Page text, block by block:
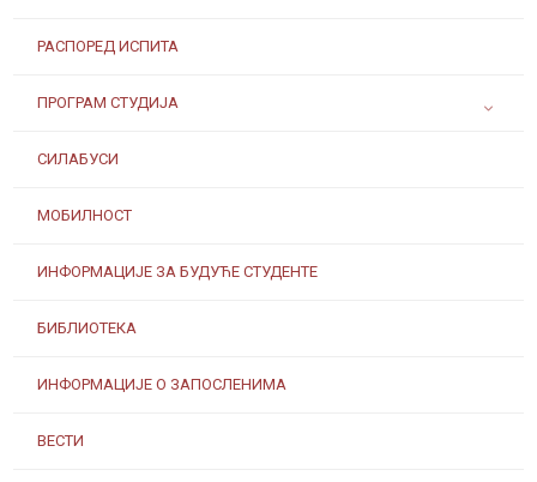
РАСПОРЕД ИСПИТА
ПРОГРАМ СТУДИЈА
СИЛАБУСИ
МОБИЛНОСТ
ИНФОРМАЦИЈЕ ЗА БУДУЋЕ СТУДЕНТЕ
БИБЛИОТЕКА
ИНФОРМАЦИЈЕ О ЗАПОСЛЕНИМА
ВЕСТИ